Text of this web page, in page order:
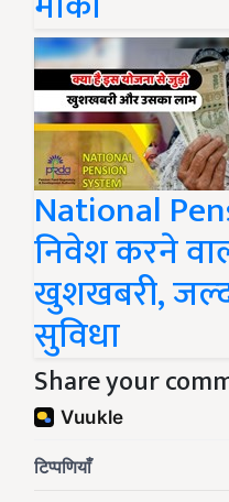
National
निवेश करने
खुशखबरी,
सुविधा
Share your